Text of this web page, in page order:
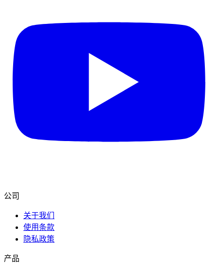
公司
关于我们
使用条款
隐私政策
产品